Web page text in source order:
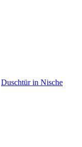
Duschtür in Nische